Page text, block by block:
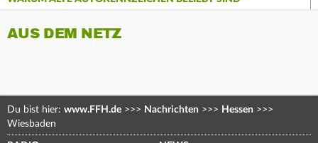
AUS DEM NETZ
Du bist hier: www.FFH.de >>> Nachrichten >>> Hessen >>>
Wiesbaden